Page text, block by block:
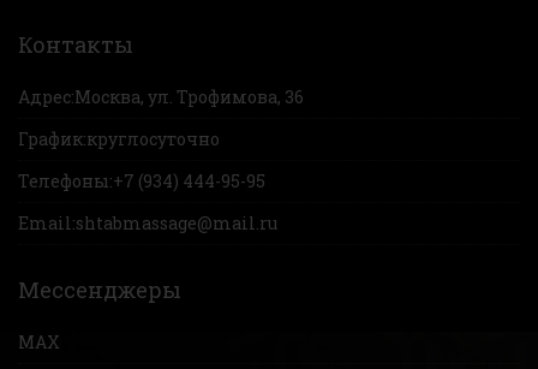
Контакты
Адрес:Москва, ул. Трофимова, 36
График:круглосуточно
Телефоны:+7 (934) 444-95-95
Email:shtabmassage@mail.ru
Мессенджеры
MAX